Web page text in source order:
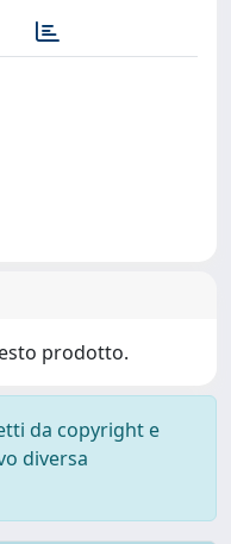
prodotto.
da copyright e
diversa